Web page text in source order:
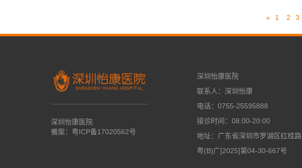
« 1 2 3
深圳怡康医院
備案： 粤ICP备17020562号
深圳怡康医院
联系人：深圳怡康
电话：0755-25595888
接诊时间：08:00-20:00
地址：广东省深圳市罗湖区红桂路
粤(B)广[2025]第04-30-667号